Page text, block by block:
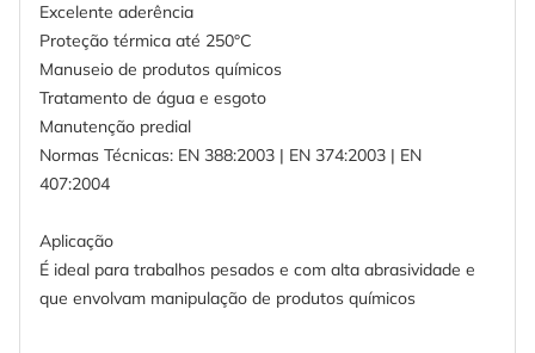
Excelente aderência
Proteção térmica até 250°C
Manuseio de produtos químicos
Tratamento de água e esgoto
Manutenção predial
Normas Técnicas: EN 388:2003 | EN 374:2003 | EN
407:2004
Aplicação
É ideal para trabalhos pesados e com alta abrasividade e
que envolvam manipulação de produtos químicos